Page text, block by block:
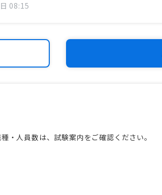
08:15
・人員数は、試験案内をご確認ください。